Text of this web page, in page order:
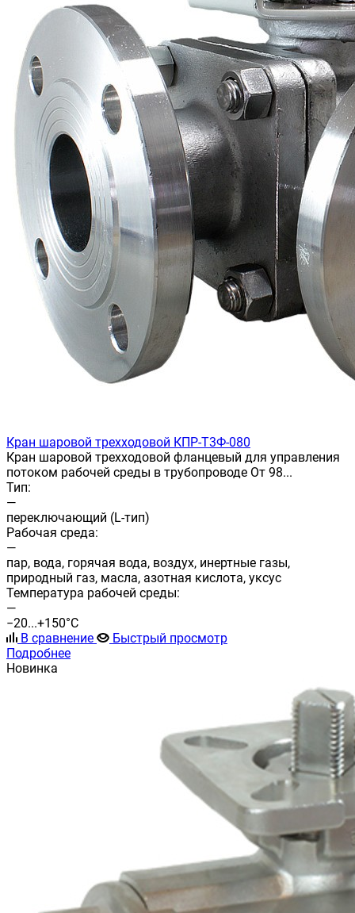
Кран шаровой трехходовой КПР-Т3Ф-080
Кран шаровой трехходовой фланцевый для управления
потоком рабочей среды в трубопроводе От 98...
Тип:
—
переключающий (L-тип)
Рабочая среда:
—
пар, вода, горячая вода, воздух, инертные газы,
природный газ, масла, азотная кислота, уксус
Температура рабочей среды:
—
−20...+150°С
В сравнение
Быстрый просмотр
Подробнее
Новинка